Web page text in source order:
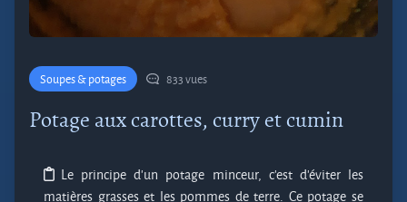
Soupes & potages 833 vues
Potage aux carottes, curry et cumin
Le principe d’un potage minceur, c’est d’éviter les
matières grasses et les pommes de terre. Ce potage se